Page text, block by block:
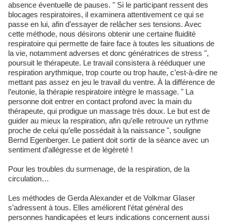
absence éventuelle de pauses. " Si le participant ressent des
blocages respiratoires, il examinera attentivement ce qui se
passe en lui, afin d’essayer de relâcher ses tensions. Avec
cette méthode, nous désirons obtenir une certaine fluidité
respiratoire qui permette de faire face à toutes les situations de
la vie, notamment adverses et donc génératrices de stress ",
poursuit le thérapeute. Le travail consistera à rééduquer une
respiration arythmique, trop courte ou trop haute, c’est-à-dire ne
mettant pas assez en jeu le travail du ventre. À la différence de
l’eutonie, la thérapie respiratoire intègre le massage. " La
personne doit entrer en contact profond avec la main du
thérapeute, qui prodigue un massage très doux. Le but est de
guider au mieux la respiration, afin qu’elle retrouve un rythme
proche de celui qu’elle possédait à la naissance ", souligne
Bernd Egenberger. Le patient doit sortir de la séance avec un
sentiment d’allégresse et de légèreté !
Pour les troubles du surmenage, de la respiration, de la
circulation…
Les méthodes de Gerda Alexander et de Volkmar Glaser
s’adressent à tous. Elles améliorent l’état général des
personnes handicapées et leurs indications concernent aussi